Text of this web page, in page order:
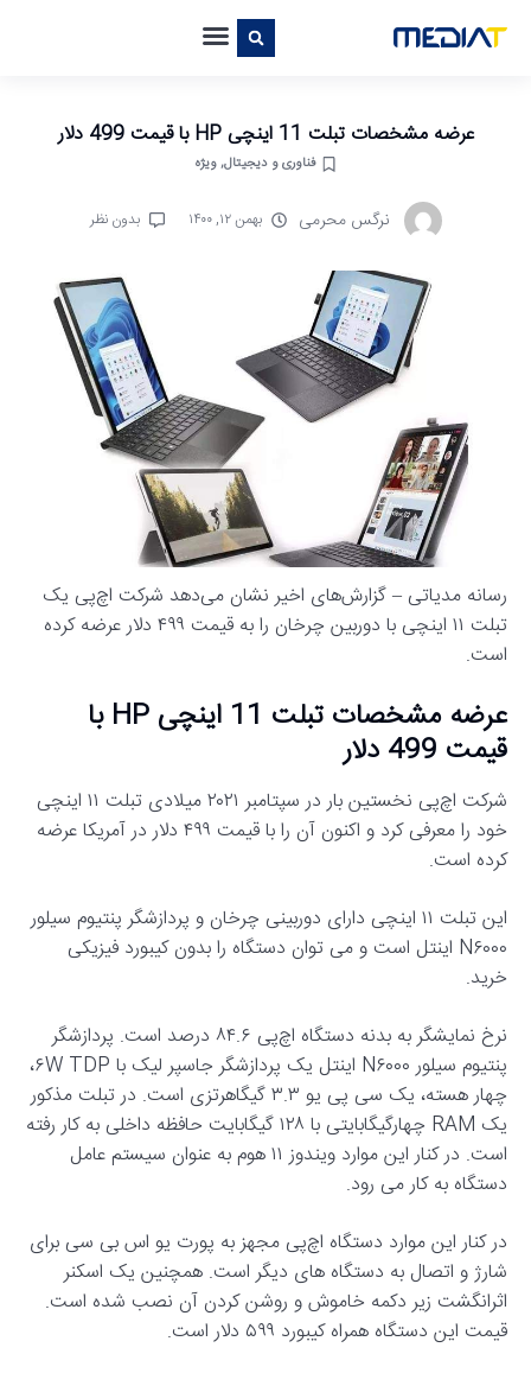
عرضه مشخصات تبلت 11 اینچی HP با قیمت 499 دلار
فناوری و دیجیتال,ویژه
نرگس محرمی بهمن ۱۲, ۱۴۰۰ بدون نظر
رسانه مدیاتی – گزارش‌های اخیر نشان می‌دهد شرکت اچ‌پی یک
تبلت ۱۱ اینچی با دوربین چرخان را به قیمت ۴۹۹ دلار عرضه کرده
است.
عرضه مشخصات تبلت 11 اینچی HP با
قیمت 499 دلار
شرکت اچ‌پی نخستین بار در سپتامبر ۲۰۲۱ میلادی تبلت ۱۱ اینچی
خود را معرفی کرد و اکنون آن را با قیمت ۴۹۹ دلار در آمریکا عرضه
کرده است.
این تبلت ۱۱ اینچی دارای دوربینی چرخان و پردازشگر پنتیوم سیلور
N۶۰۰۰ اینتل است و می توان دستگاه را بدون کیبورد فیزیکی
خرید.
نرخ نمایشگر به بدنه دستگاه اچ‌پی ۸۴.۶ درصد است. پردازشگر
پنتیوم سیلور N۶۰۰۰ اینتل یک پردازشگر جاسپر لیک با ۶W TDP،
چهار هسته، یک سی پی یو ۳.۳ گیگاهرتزی است. در تبلت مذکور
یک RAM چهارگیگابایتی با ۱۲۸ گیگابایت حافظه داخلی به کار رفته
است. در کنار این موارد ویندوز ۱۱ هوم به عنوان سیستم عامل
دستگاه به کار می رود.
در کنار این موارد دستگاه اچ‌پی مجهز به پورت یو اس بی سی برای
شارژ و اتصال به دستگاه های دیگر است. همچنین یک اسکنر
اثرانگشت زیر دکمه خاموش و روشن کردن آن نصب شده است.
قیمت این دستگاه همراه کیبورد ۵۹۹ دلار است.